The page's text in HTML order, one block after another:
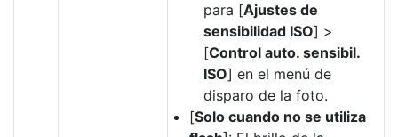
para [Ajustes de
sensibilidad ISO] >
[Control auto. sensibil.
ISO] en el menú de
disparo de la foto.
[Solo cuando no se utiliza